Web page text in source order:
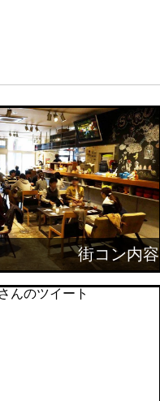
街コン内容
んのツイート